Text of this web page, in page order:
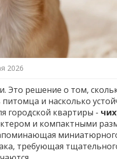
2026
Это решение о том,
и насколько
городской квартиры -
и компактными
требующая